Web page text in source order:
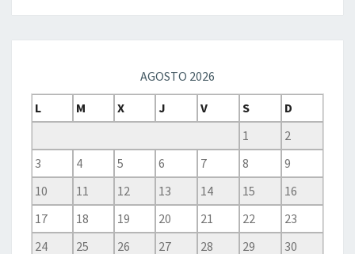
AGOSTO 2026
L
M X J V S
D
1
2
3
4 5 6 7 8
9
10
11 12 13 14 15
16
17
18 19 20 21 22
23
24
25 26 27 28 29
30